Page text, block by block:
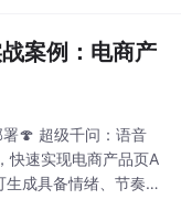
案例：电商产
🍄 超级千问：语音
快速实现电商产品页A
生成具备情绪、节奏